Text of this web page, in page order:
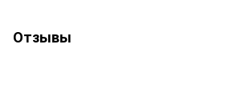
Отзывы